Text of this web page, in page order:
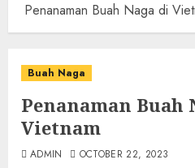
Penanaman Buah Naga di
Buah Naga
Penanaman Buah
Vietnam
ADMIN OCTOBER 22, 2023